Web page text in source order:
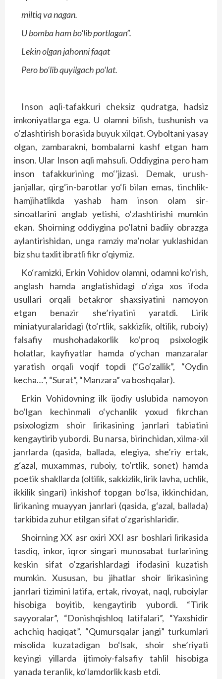
miltiq va nagan.
U bomba ham bo‘lib portlagan”.
Lekin olgan jahonni faqat
Pero bo‘lib quyilgach po‘lat.
Inson aqli-tafakkuri cheksiz qudratga, hadsiz
imkoniyatlarga ega. U olamni bilish, tushunish va
o‘zlashtirish borasida buyuk xilqat. Oyboltani yasay
olgan, zambarakni, bombalarni kashf etgan ham
inson. Ular Inson aqli mahsuli. Oddiygina pero ham
inson tafakkurining mo‘’jizasi. Demak, urush-
janjallar, qirg‘in-barotlar yo‘li bilan emas, tinchlik-
hamjihatlikda yashab ham inson olam sir-
sinoatlarini anglab yetishi, o‘zlashtirishi mumkin
ekan. Shoirning oddiygina po‘latni badiiy obrazga
aylantirishidan, unga ramziy ma’nolar yuklashidan
biz shu taxlit ibratli fikr o‘qiymiz.
Ko‘ramizki, Erkin Vohidov olamni, odamni ko‘rish,
anglash hamda anglatishidagi o‘ziga xos ifoda
usullari orqali betakror shaxsiyatini namoyon
etgan benazir she’riyatini yaratdi. Lirik
miniatyuralaridagi (to‘rtlik, sakkizlik, oltilik, ruboiy)
falsafiy mushohadakorlik ko‘proq psixologik
holatlar, kayfiyatlar hamda o‘ychan manzaralar
yaratish orqali voqif topdi (“Go‘zallik”, “Oydin
kecha…”, “Surat”, “Manzara” va boshqalar).
Erkin Vohidovning ilk ijodiy uslubida namoyon
bo‘lgan kechinmali o‘ychanlik yoxud fikrchan
psixologizm shoir lirikasining janrlari tabiatini
kengaytirib yubordi. Bu narsa, birinchidan, xilma-xil
janrlarda (qasida, ballada, elegiya, she’riy ertak,
g‘azal, muxammas, ruboiy, to‘rtlik, sonet) hamda
poetik shakllarda (oltilik, sakkizlik, lirik lavha, uchlik,
ikkilik singari) inkishof topgan bo‘lsa, ikkinchidan,
lirikaning muayyan janrlari (qasida, g‘azal, ballada)
tarkibida zuhur etilgan sifat o‘zgarishlaridir.
Shoirning XX asr oxiri XXI asr boshlari lirikasida
tasdiq, inkor, iqror singari munosabat turlarining
keskin sifat o‘zgarishlardagi ifodasini kuzatish
mumkin. Xususan, bu jihatlar shoir lirikasining
janrlari tizimini latifa, ertak, rivoyat, naql, ruboiylar
hisobiga boyitib, kengaytirib yubordi. “Tirik
sayyoralar”, “Donishqishloq latifalari”, “Yaxshidir
achchiq haqiqat”, “Qumursqalar jangi” turkumlari
misolida kuzatadigan bo‘lsak, shoir she’riyati
keyingi yillarda ijtimoiy-falsafiy tahlil hisobiga
yanada teranlik, ko‘lamdorlik kasb etdi.